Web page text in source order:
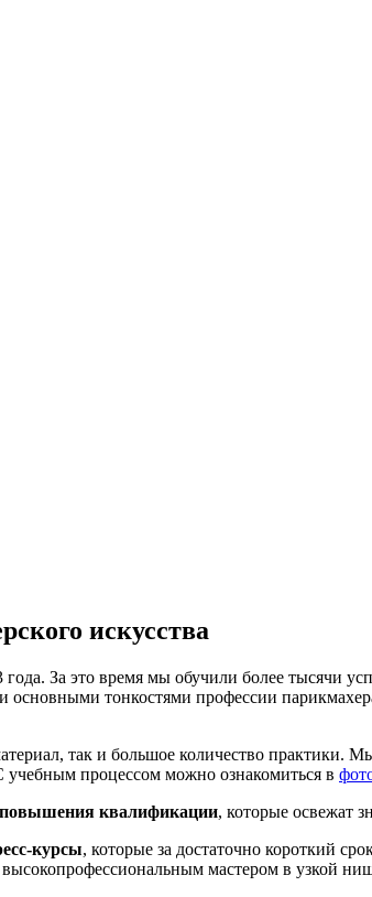
искусства
года. За это время мы обучили более тысячи
тонкостями профессии
так и большое количество практики.
учебным процессом можно ознакомиться в
квалификации, которые освежат
курсы, которые за достаточно короткий
мастером в узкой